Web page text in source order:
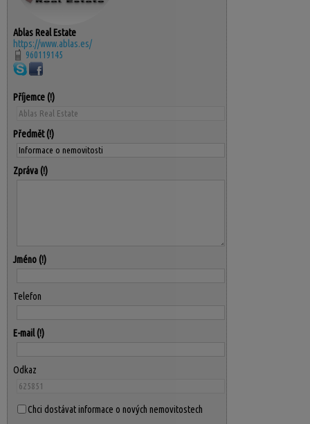
Ablas Real Estate
https://www.ablas.es/
960119145
Příjemce
Předmět
Zpráva
Jméno
Telefon
E-mail
Odkaz
Chci dostávat informace o nových nemovitostech